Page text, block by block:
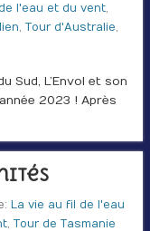
l'eau et du vent,
, Tour d'Australie,
Sud, L’Envol et son
2023 ! Après
La vie au fil de l'eau
,Tour de Tasmanie